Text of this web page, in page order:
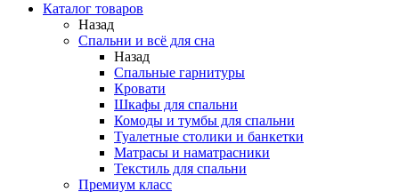
Каталог товаров
Назад
Спальни и всё для сна
Назад
Спальные гарнитуры
Кровати
Шкафы для спальни
Комоды и тумбы для спальни
Туалетные столики и банкетки
Матрасы и наматрасники
Текстиль для спальни
Премиум класс